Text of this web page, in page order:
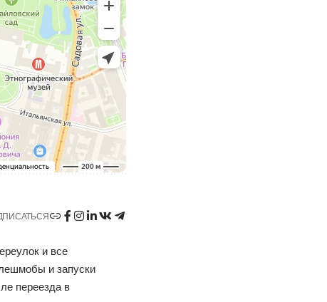
и все
и запуски
переезда в